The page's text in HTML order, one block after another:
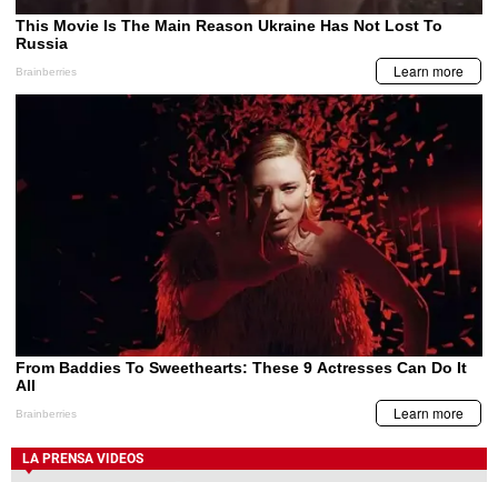
LA PRENSA VIDEOS